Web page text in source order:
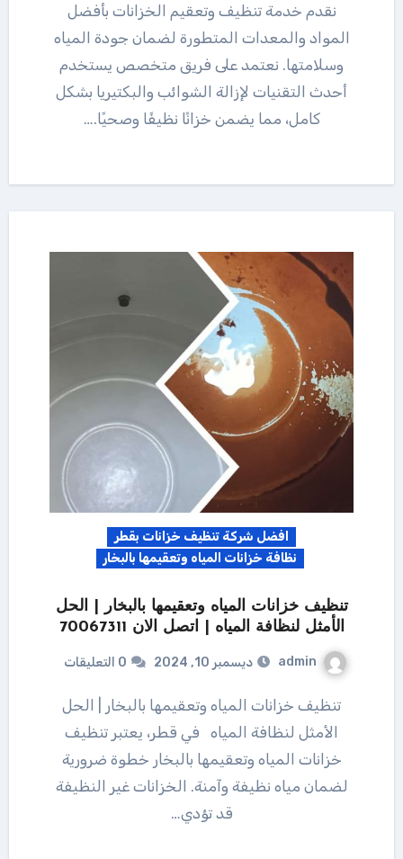
نقدم خدمة تنظيف وتعقيم الخزانات بأفضل
المواد والمعدات المتطورة لضمان جودة المياه
وسلامتها. نعتمد على فريق متخصص يستخدم
أحدث التقنيات لإزالة الشوائب والبكتيريا بشكل
كامل، مما يضمن خزانًا نظيفًا وصحيًا.…
افضل شركة تنظيف خزانات بقطر
نظافة خزانات المياه وتعقيمها بالبخار
تنظيف خزانات المياه وتعقيمها بالبخار | الحل
الأمثل لنظافة المياه | اتصل الان 70067311
admin ديسمبر 10, 2024 0 التعليقات
تنظيف خزانات المياه وتعقيمها بالبخار | الحل
الأمثل لنظافة المياه في قطر، يعتبر تنظيف
خزانات المياه وتعقيمها بالبخار خطوة ضرورية
لضمان مياه نظيفة وآمنة. الخزانات غير النظيفة
قد تؤدي…